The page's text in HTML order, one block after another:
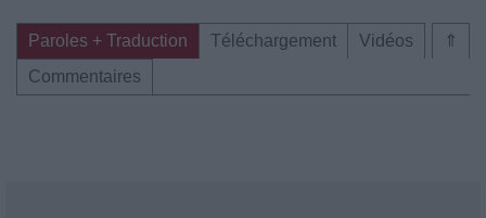
⇑
Paroles + Traduction Téléchargement
Vidéos
Commentaires